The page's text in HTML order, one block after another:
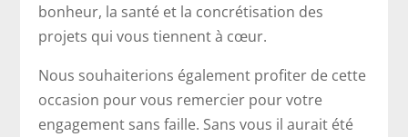
bonheur, la santé et la concrétisation des
projets qui vous tiennent à cœur.
Nous souhaiterions également profiter de cette
occasion pour vous remercier pour votre
engagement sans faille. Sans vous il aurait été